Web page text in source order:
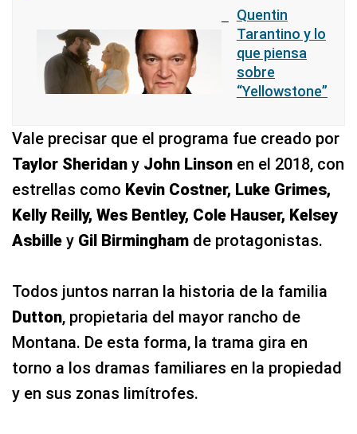
Quentin
Tarantino y lo
que piensa
sobre
“Yellowstone”
Vale precisar que el programa fue creado por
Taylor Sheridan y John Linson en el 2018, con
estrellas como Kevin Costner, Luke Grimes,
Kelly Reilly, Wes Bentley, Cole Hauser, Kelsey
Asbille y Gil Birmingham de protagonistas.
Todos juntos narran la historia de la familia
Dutton, propietaria del mayor rancho de
Montana. De esta forma, la trama gira en
torno a los dramas familiares en la propiedad
y en sus zonas limítrofes.